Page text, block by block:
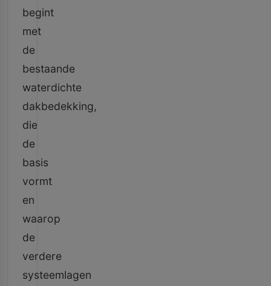
begint
met
de
bestaande
waterdichte
dakbedekking,
die
de
basis
vormt
en
waarop
de
verdere
systeemlagen